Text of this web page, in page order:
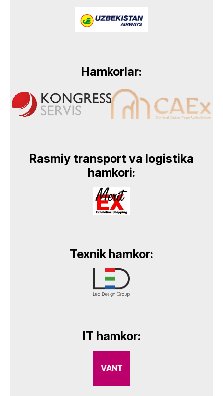
Hamkorlar:
Rasmiy transport va logistika
hamkori:
Texnik hamkor:
IT hamkor: